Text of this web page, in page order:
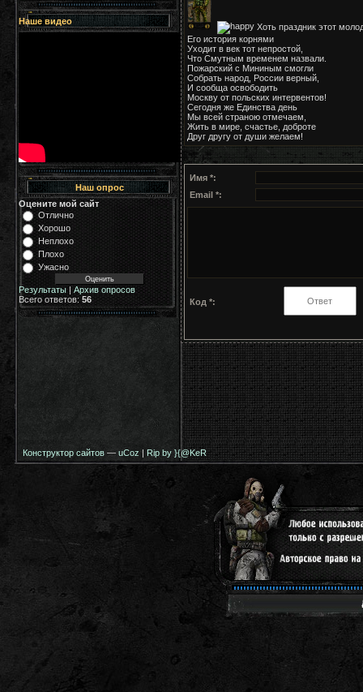
Наше видео
Наш опрос
Оцените мой сайт
Отлично
Хорошо
Неплохо
Плохо
Ужасно
Результаты | Архив опросов
Всего ответов: 56
Хоть праздник этот
Его история корнями
Уходит в век тот непростой,
Что Смутным временем назвали.
Пожарский с Мининым смогли
Собрать народ, России верный,
И сообща освободить
Москву от польских интервентов!
Сегодня же Единства день
Мы всей страною отмечаем,
Жить в мире, счастье, доброте
Друг другу от души желаем!
Имя *:
Email *:
Код *:
Конструктор сайтов — uCoz | Rip by }{@KeR